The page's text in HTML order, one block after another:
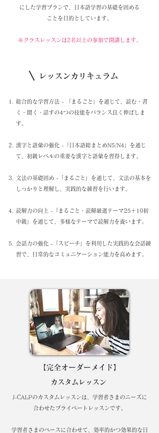
にした学習プランで、日本語学習の基礎を固める
ことを目的としています。
※クラスレッスンは2名以上の参加で開講します。
レッスンカリキュラム
総合的な学習方法 - 「まるごと」を通じて、読む・書
く・聞く・話すの4つの技能をバランス良く伸ばしま
す。
漢字と語彙の強化 -「日本語総まとめN5/N4」を通じ
て、初級レベルの重要な漢字と語彙を習得します。
文法の基礎固め -「まるごと」を通じて、文法の基本を
しっかりと理解し、実践的な練習を行います。
読解力の向上 -「まるごと・読解厳選テーマ25＋10初
中級」を通じて、多様なテーマで読解力を養います。
会話力の強化 -「スピーチ」を利用した実践的な会話練
習で、日常的なコミュニケーション能力を高めます。
【完全オーダーメイド】
カスタムレッスン
​J-CALPのカスタムレッスンは、学習者さまのニーズに
合わせたプライベートレッスンです。
学習者さまのペースに合わせて、効率的かつ効果的な日